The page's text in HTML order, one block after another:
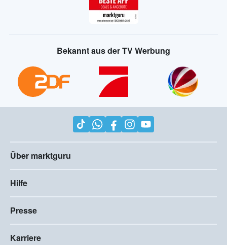
Bekannt aus der TV Werbung
Über marktguru
Hilfe
Presse
Karriere